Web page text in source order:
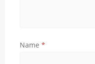
Name *